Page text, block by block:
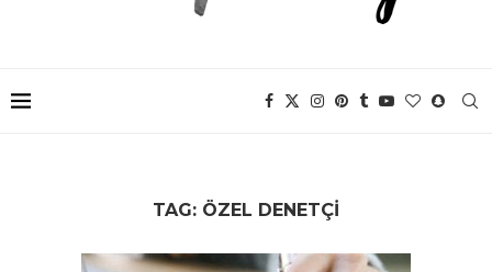
TAG: ÖZEL DENETÇI